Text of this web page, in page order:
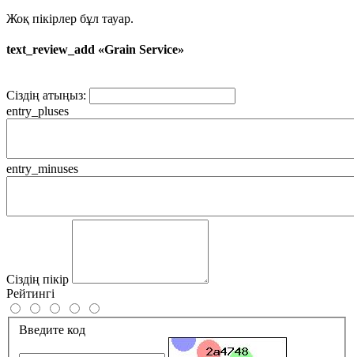
Жоқ пікірлер бұл тауар.
text_review_add «Grain Service»
Сіздің атыңыз:
entry_pluses
entry_minuses
Сіздің пікір
Рейтингі
Введите код